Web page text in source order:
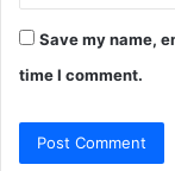
Save my name,
time I comment.